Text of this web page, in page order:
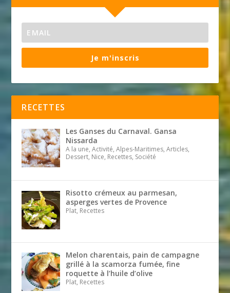
Je m'inscris
RECETTES
Les Ganses du Carnaval. Gansa
Nissarda
A la une, Activité, Alpes-Maritimes, Articles,
Dessert, Nice, Recettes, Société
Risotto crémeux au parmesan,
asperges vertes de Provence
Plat, Recettes
Melon charentais, pain de campagne
grillé à la scamorza fumée, fine
roquette à l’huile d’olive
Plat, Recettes